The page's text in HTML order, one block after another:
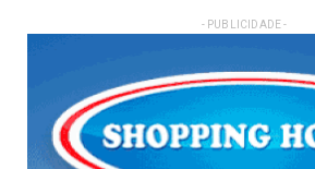
- PUBLICIDADE -